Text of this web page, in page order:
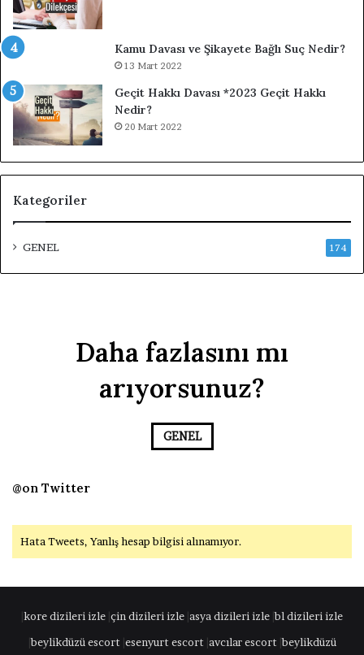
Kamu Davası ve Şikayete Bağlı Suç Nedir?
13 Mart 2022
Geçit Hakkı Davası *2023 Geçit Hakkı
Nedir?
20 Mart 2022
Kategoriler
GENEL 174
Daha fazlasını mı
arıyorsunuz?
GENEL
@on Twitter
Hata Tweets, Yanlış hesap bilgisi alınamıyor.
kore dizileri izle çin dizileri izle asya dizileri izle |bl dizileri izle
|beylikdüzü escort esenyurt escort avcılar escort |beylikdüzü